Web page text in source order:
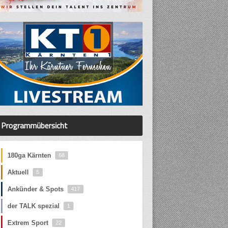
Programmübersicht
180ga Kärnten 68
Aktuell 5
Ankünder & Spots 417
der TALK spezial 1
Extrem Sport 22